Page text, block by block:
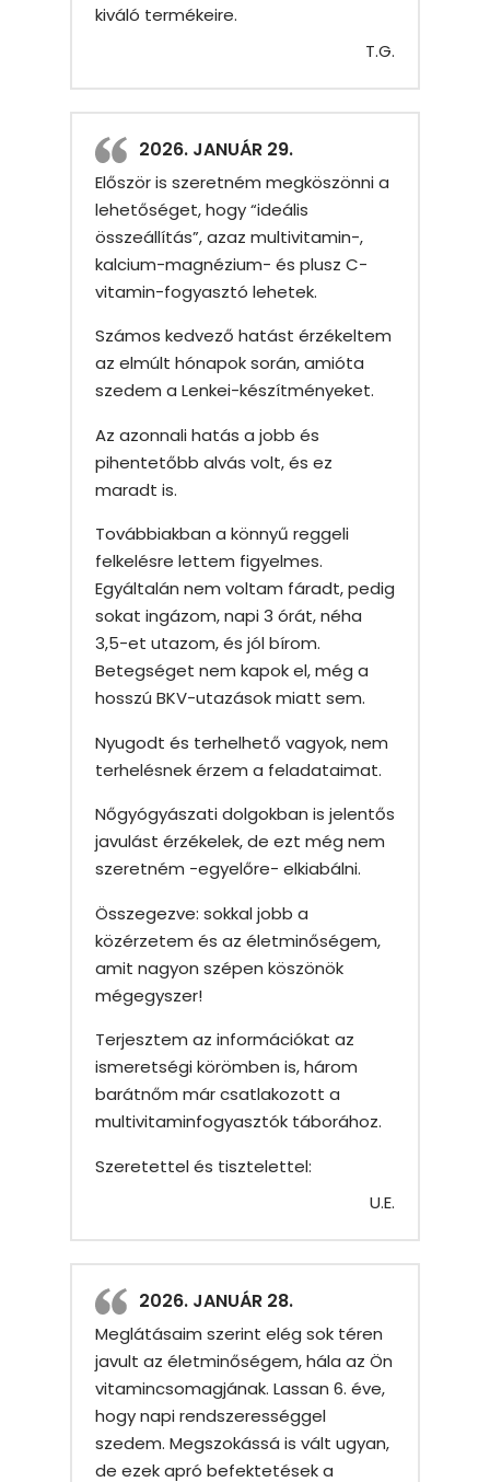
kiváló termékeire.
T.G.
2026. JANUÁR 29.
Először is szeretném megköszönni a
lehetőséget, hogy “ideális
összeállítás”, azaz multivitamin-,
kalcium-magnézium- és plusz C-
vitamin-fogyasztó lehetek.
Számos kedvező hatást érzékeltem
az elmúlt hónapok során, amióta
szedem a Lenkei-készítményeket.
Az azonnali hatás a jobb és
pihentetőbb alvás volt, és ez
maradt is.
Továbbiakban a könnyű reggeli
felkelésre lettem figyelmes.
Egyáltalán nem voltam fáradt, pedig
sokat ingázom, napi 3 órát, néha
3,5-et utazom, és jól bírom.
Betegséget nem kapok el, még a
hosszú BKV-utazások miatt sem.
Nyugodt és terhelhető vagyok, nem
terhelésnek érzem a feladataimat.
Nőgyógyászati dolgokban is jelentős
javulást érzékelek, de ezt még nem
szeretném -egyelőre- elkiabálni.
Összegezve: sokkal jobb a
közérzetem és az életminőségem,
amit nagyon szépen köszönök
mégegyszer!
Terjesztem az információkat az
ismeretségi körömben is, három
barátnőm már csatlakozott a
multivitaminfogyasztók táborához.
Szeretettel és tisztelettel:
U.E.
2026. JANUÁR 28.
Meglátásaim szerint elég sok téren
javult az életminőségem, hála az Ön
vitamincsomagjának. Lassan 6. éve,
hogy napi rendszerességgel
szedem. Megszokássá is vált ugyan,
de ezek apró befektetések a